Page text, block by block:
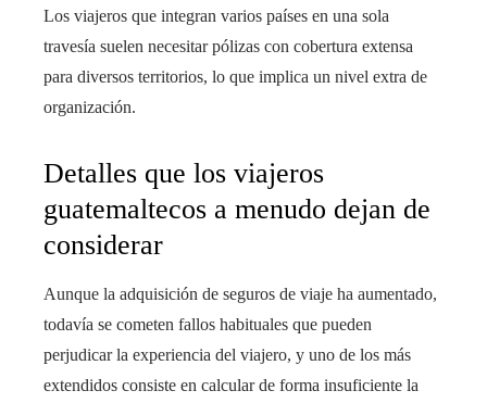
Los viajeros que integran varios países en una sola
travesía suelen necesitar pólizas con cobertura extensa
para diversos territorios, lo que implica un nivel extra de
organización.
Detalles que los viajeros
guatemaltecos a menudo dejan de
considerar
Aunque la adquisición de seguros de viaje ha aumentado,
todavía se cometen fallos habituales que pueden
perjudicar la experiencia del viajero, y uno de los más
extendidos consiste en calcular de forma insuficiente la